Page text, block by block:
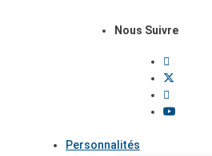
Nous Suivre
Personnalités